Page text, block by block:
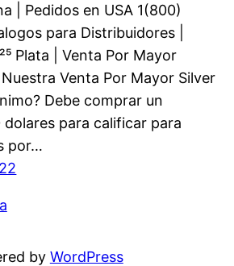
| Pedidos en USA 1(800)
para Distribuidores |
Plata | Venta Por Mayor
Venta Por Mayor Silver
Debe comprar un
para calificar para
por…
by WordPress